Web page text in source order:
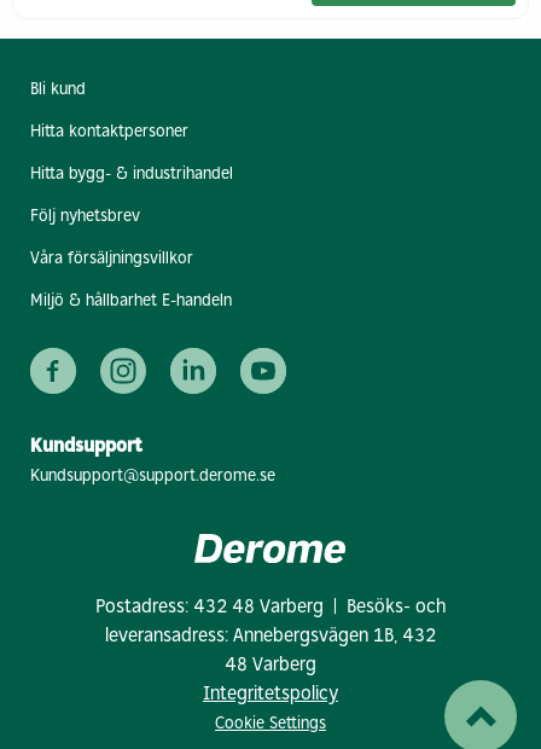
Bli kund
Hitta kontaktpersoner
Hitta bygg- & industrihandel
Följ nyhetsbrev
Våra försäljningsvillkor
Miljö & hållbarhet E-handeln
Kundsupport
Kundsupport@support.derome.se
Postadress: 432 48 Varberg | Besöks- och
leveransadress: Annebergsvägen 1B, 432
48 Varberg
Integritetspolicy
Cookie Settings